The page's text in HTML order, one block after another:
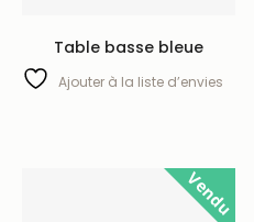
Table basse bleue
Ajouter à la liste d’envies
Vendu